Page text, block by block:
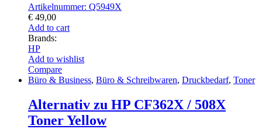
Artikelnummer: Q5949X
€ 49,00
Add to cart
Brands:
HP
Add to wishlist
Compare
Büro & Business, Büro & Schreibwaren, Druckbedarf, Toner
Alternativ zu HP CF362X / 508X
Toner Yellow